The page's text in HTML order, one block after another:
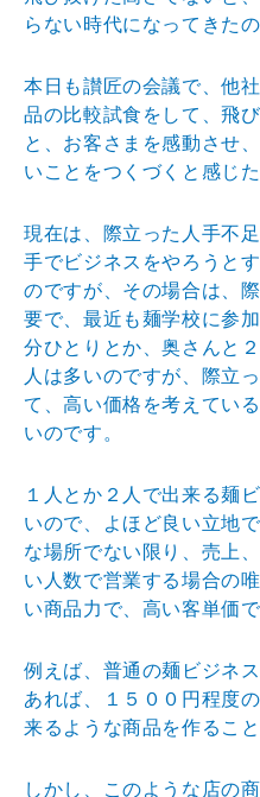
らない時代に なってきたの
本日も讃匠の会議で、他
品の比較試食をして、飛
と、お客さ まを感動させ
いことをつくづくと感じた
現在は、際立った人手不
手でビジネスをやろうと
のですが 、その場合は、
要で、最近も麺学校に参
分ひとりとか、奥 さんと
人は多いのですが、際立
て、高い価格を考えている
いのです。
１人とか２人で出来る麺
いので、よほど良い立地
な場所でない限り、売上
い人数で営業する場合の
い商品力で、高い客単価
例えば、普通の麺ビジネ
あれば、１５００円程度
来るよう な商品を作ること
しかし、このような店の